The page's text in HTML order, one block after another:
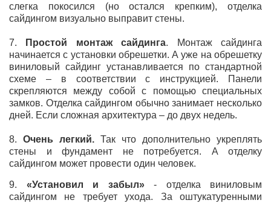
слегка покосился (но остался крепким), отделка
сайдингом визуально выправит стены.
7. Простой монтаж сайдинга. Монтаж сайдинга
начинается с установки обрешетки. А уже на обрешетку
виниловый сайдинг устанавливается по стандартной
схеме – в соответствии с инструкцией. Панели
скрепляются между собой с помощью специальных
замков. Отделка сайдингом обычно занимает несколько
дней. Если сложная архитектура – до двух недель.
8. Очень легкий. Так что дополнительно укреплять
стены и фундамент не потребуется. А отделку
сайдингом может провести один человек.
9. «Установил и забыл»- отделка виниловым
сайдингом не требует ухода. За оштукатуренными